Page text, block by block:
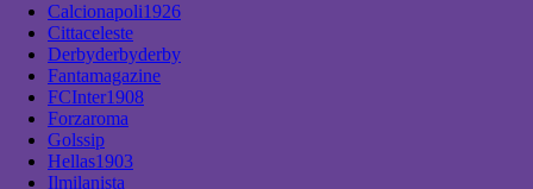
Calcionapoli1926
Cittaceleste
Derbyderbyderby
Fantamagazine
FCInter1908
Forzaroma
Golssip
Hellas1903
Ilmilanista